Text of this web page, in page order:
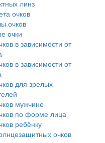
линз
очков
очков
очки
в зависимости от
в зависимости от
для зрелых
мужчине
по форме лица
ребёнку
очков